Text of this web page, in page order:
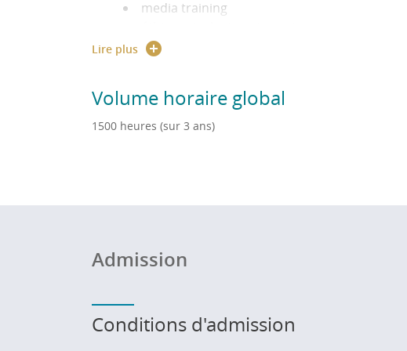
media training
gestion d’image
environnement durable
Lire plus
Volume horaire global
1500 heures (sur 3 ans)
Admission
Conditions d'admission